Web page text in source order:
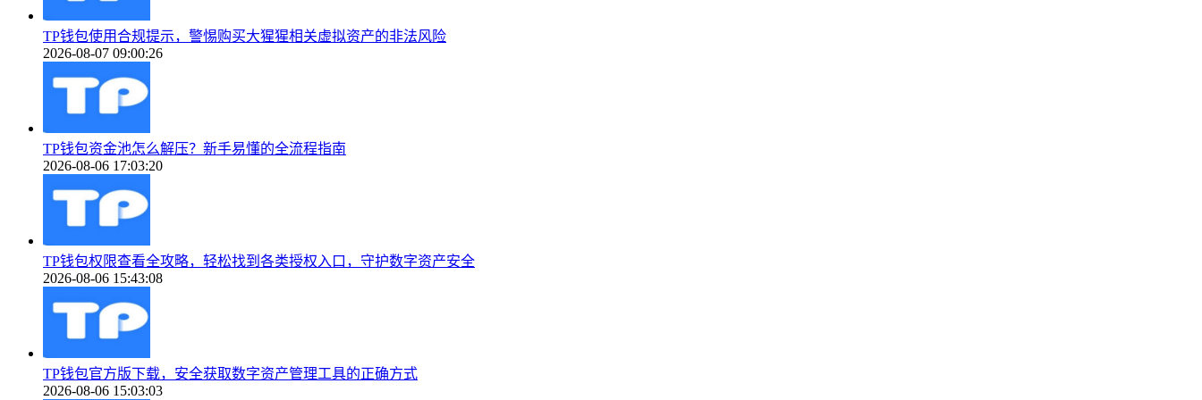
TP钱包使用合规提示，警惕购买大猩猩相关虚拟资产的非法风险
2026-08-07 09:00:26
TP钱包资金池怎么解压？新手易懂的全流程指南
2026-08-06 17:03:20
TP钱包权限查看全攻略，轻松找到各类授权入口，守护数字资产安全
2026-08-06 15:43:08
TP钱包官方版下载，安全获取数字资产管理工具的正确方式
2026-08-06 15:03:03